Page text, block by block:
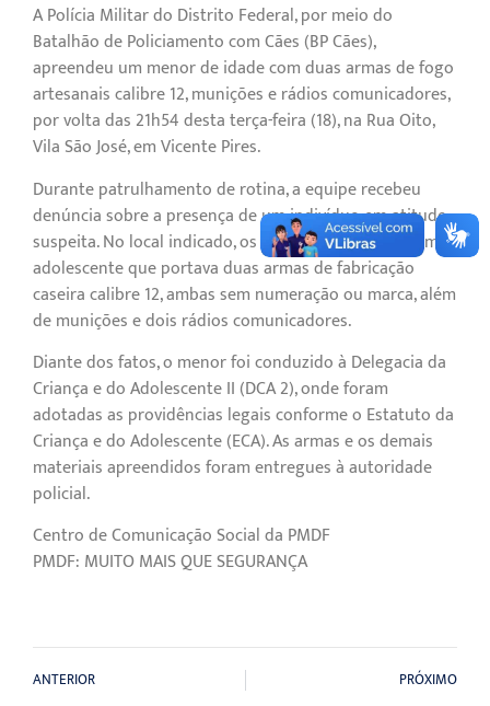
A Polícia Militar do Distrito Federal, por meio do
Batalhão de Policiamento com Cães (BP Cães),
apreendeu um menor de idade com duas armas de fogo
artesanais calibre 12, munições e rádios comunicadores,
por volta das 21h54 desta terça-feira (18), na Rua Oito,
Vila São José, em Vicente Pires.
Durante patrulhamento de rotina, a equipe recebeu
denúncia sobre a presença de um indivíduo em atitude
suspeita. No local indicado, os policiais abordaram um
adolescente que portava duas armas de fabricação
caseira calibre 12, ambas sem numeração ou marca, além
de munições e dois rádios comunicadores.
Diante dos fatos, o menor foi conduzido à Delegacia da
Criança e do Adolescente II (DCA 2), onde foram
adotadas as providências legais conforme o Estatuto da
Criança e do Adolescente (ECA). As armas e os demais
materiais apreendidos foram entregues à autoridade
policial.
Centro de Comunicação Social da PMDF
PMDF: MUITO MAIS QUE SEGURANÇA
ANTERIOR PRÓXIMO